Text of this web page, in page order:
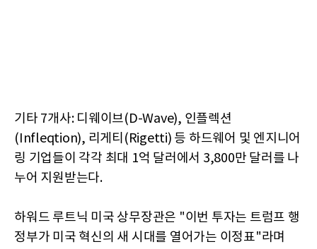
기타 7개사: 디웨이브(D-Wave), 인플렉션
(Infleqtion), 리게티(Rigetti) 등 하드웨어 및 엔지니어
링 기업들이 각각 최대 1억 달러에서 3,800만 달러를 나
누어 지원받는다.
하워드 루트닉 미국 상무장관은 "이번 투자는 트럼프 행
정부가 미국 혁신의 새 시대를 열어가는 이정표"라며